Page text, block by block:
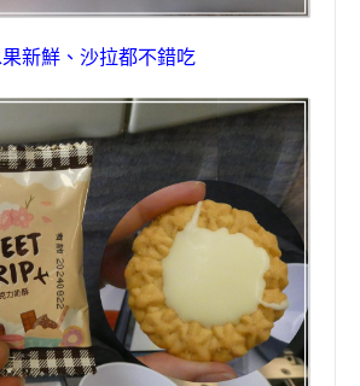
果新鮮、沙拉都不錯吃